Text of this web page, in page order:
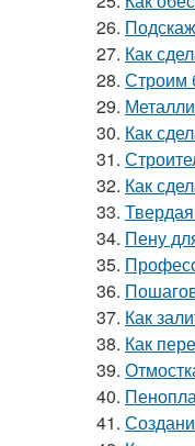
26.
27. Как
28. Строим
29.
30. Как
31.
32. Как
33.
34. Пену
35.
36.
37. Как
38. Как
39.
40.
41.